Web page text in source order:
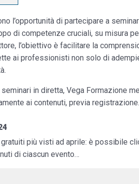
l’opportunità di partecipare a
di competenze cruciali, su misura
l’obiettivo è facilitare la
ai professionisti non solo di
in diretta, Vega Formazione
ai contenuti, previa registrazione.
più visti ad aprile: è possibile
di ciascun evento…